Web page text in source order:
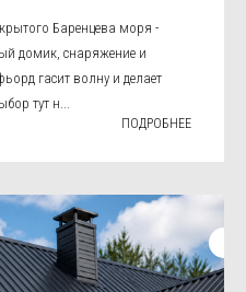
Баренцева моря -
домик, снаряжение и
гасит волну и делает
тут н...
ПОДРОБНЕЕ